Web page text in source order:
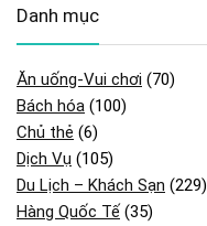
Danh mục
Ăn uống-Vui chơi (70)
Bách hóa (100)
Chủ thẻ (6)
Dịch Vụ (105)
Du Lịch – Khách Sạn (229)
Hàng Quốc Tế (35)